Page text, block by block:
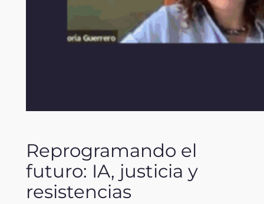
Reprogramando el
futuro: IA, justicia y
resistencias